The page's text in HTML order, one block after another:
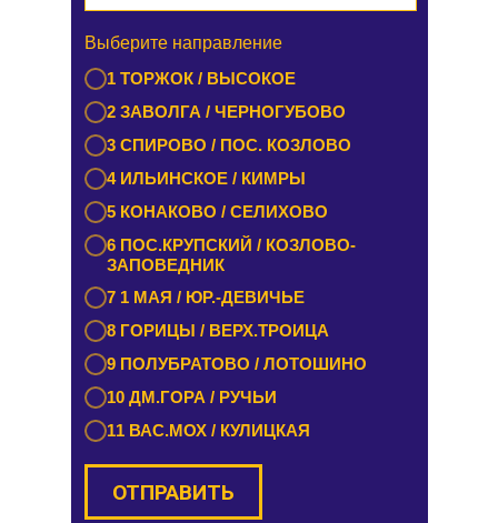
Выберите направление
ЭММАУСС
2 ЛИХОСЛАВЛЬ / КАЛАШНИКОВО
3 ЕМЕЛЬЯНОВО / СТАРИЦА
4 ТУРГИНОВО / ЗАПОВЕДНИК
5 КАШИН / КАЛЯЗИН
6 РАМЕШКИ / НИКОЛЬСКОЕ
Выберите направление
1 ТОРЖОК / ВЫСОКОЕ
2 ЗАВОЛГА / ЧЕРНОГУБОВО
3 СПИРОВО / ПОС. КОЗЛОВО
4 ИЛЬИНСКОЕ / КИМРЫ
5 КОНАКОВО / СЕЛИХОВО
6 ПОС.КРУПСКИЙ / КОЗЛОВО-
ЗАПОВЕДНИК
7 1 МАЯ / ЮР.-ДЕВИЧЬЕ
8 ГОРИЦЫ / ВЕРХ.ТРОИЦА
9 ПОЛУБРАТОВО / ЛОТОШИНО
10 ДМ.ГОРА / РУЧЬИ
11 ВАС.МОХ / КУЛИЦКАЯ
ОТПРАВИТЬ